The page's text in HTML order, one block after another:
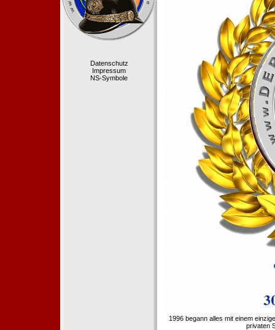
Datenschutz
Impressum
NS-Symbole
1996 begann alles mit einem
privaten